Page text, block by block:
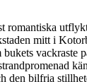
romantiska
mitt i
vackraste
den bilfria